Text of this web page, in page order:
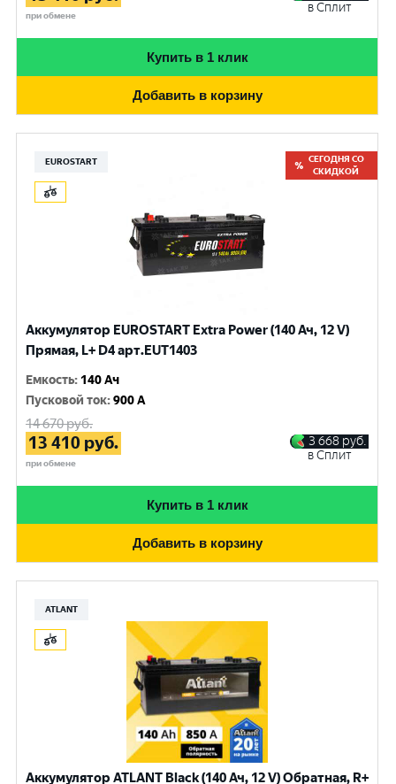
при обмене
в Сплит
Купить в 1 клик
Добавить в корзину
EUROSTART
СЕГОДНЯ СО
СКИДКОЙ
Аккумулятор EUROSTART Extra Power (140 Ач, 12 V)
Прямая, L+ D4 арт.EUT1403
Емкость: 140 Ач
Пусковой ток:900 A
14 670руб.
13 410 руб.
при обмене
3 668 руб.
в Сплит
Купить в 1 клик
Добавить в корзину
ATLANT
Аккумулятор ATLANT Black (140 Ач, 12 V) Обратная, R+